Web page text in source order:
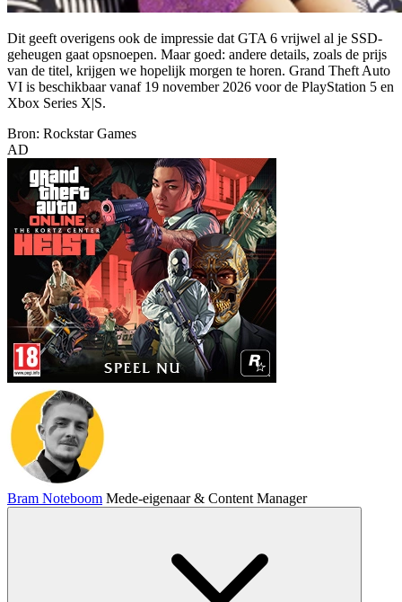
Dit geeft overigens ook de impressie dat GTA 6 vrijwel al je SSD-
geheugen gaat opsnoepen. Maar goed: andere details, zoals de prijs
van de titel, krijgen we hopelijk morgen te horen. Grand Theft Auto
VI is beschikbaar vanaf 19 november 2026 voor de PlayStation 5 en
Xbox Series X|S.
Bron: Rockstar Games
AD
Bram Noteboom Mede-eigenaar & Content Manager